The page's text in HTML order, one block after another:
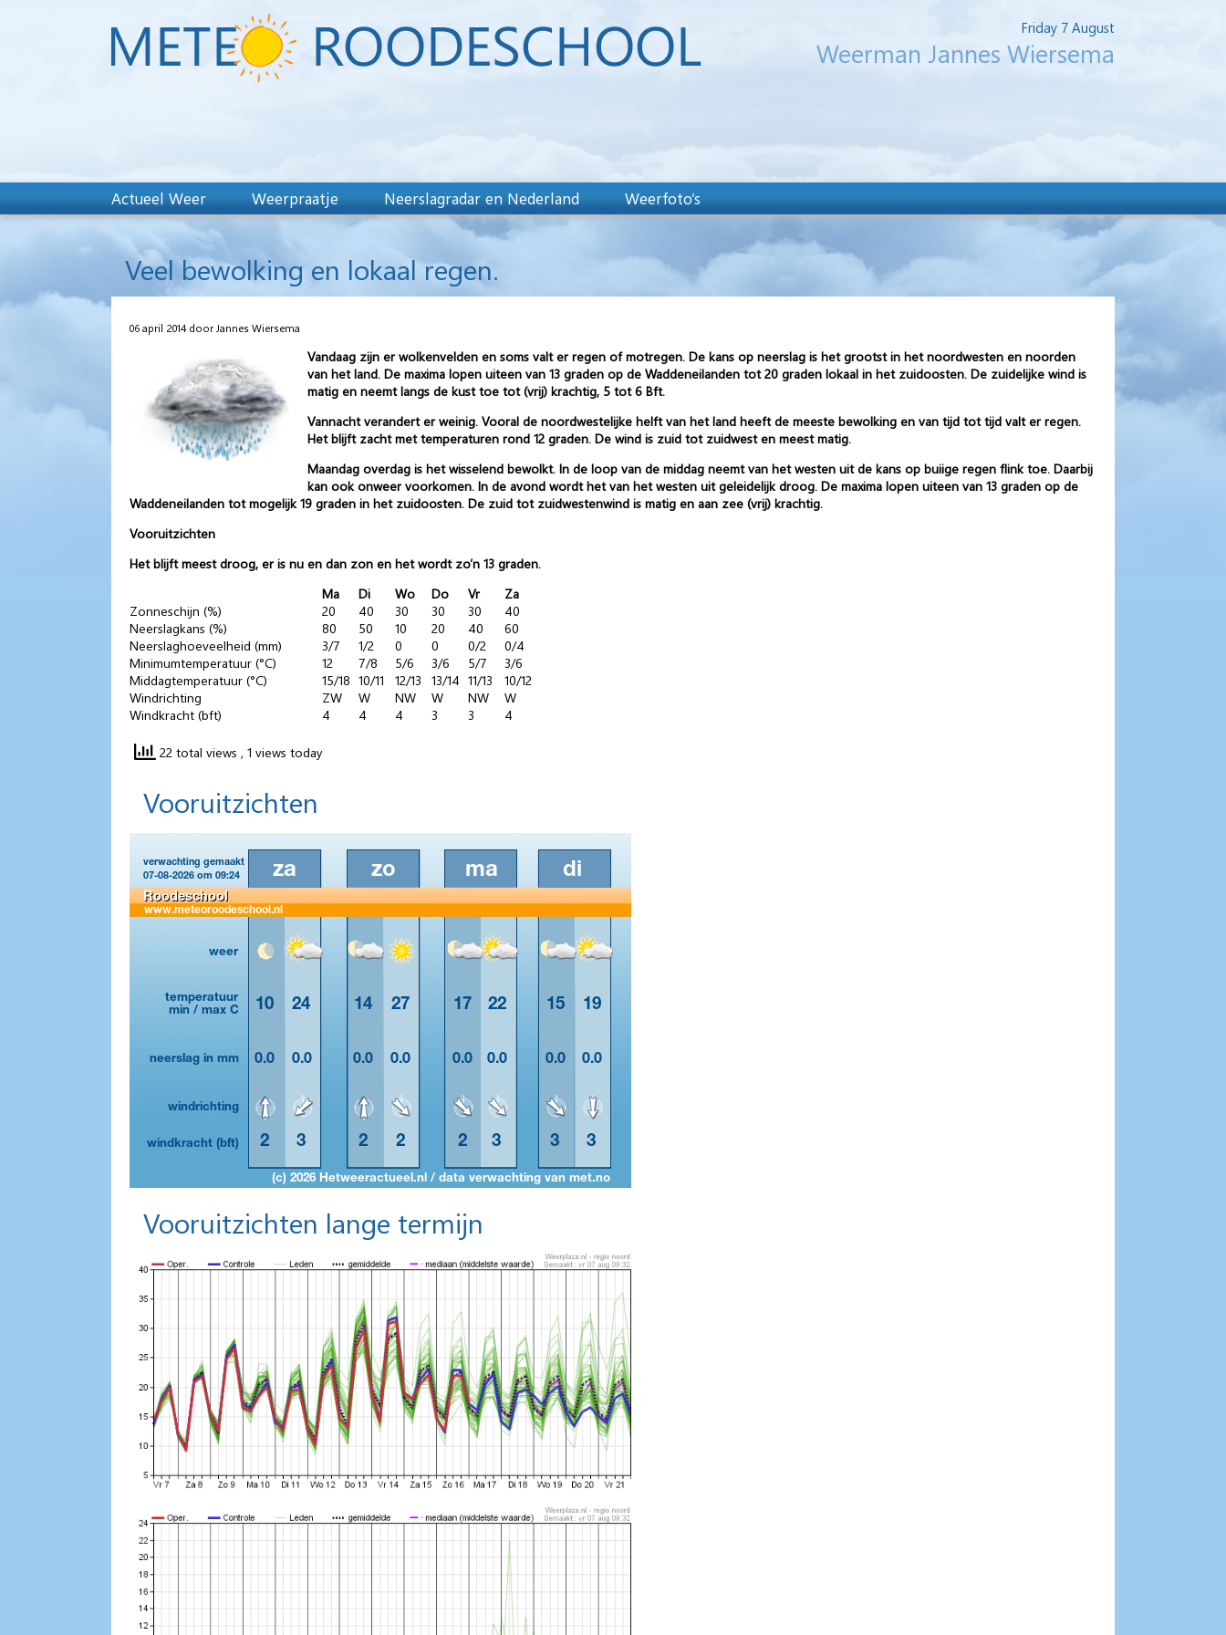
Friday 7 August
Weerman Jannes Wiersema
Actueel Weer Weerpraatje Neerslagradar en Nederland Weerfoto’s
Veel bewolking en lokaal regen.
06 april 2014 door Jannes Wiersema
Vandaag zijn er wolkenvelden en soms valt er regen of motregen. De kans op neerslag is het grootst in het noordwesten en noorden
van het land. De maxima lopen uiteen van 13 graden op de Waddeneilanden tot 20 graden lokaal in het zuidoosten. De zuidelijke wind is
matig en neemt langs de kust toe tot (vrij) krachtig, 5 tot 6 Bft.
Vannacht verandert er weinig. Vooral de noordwestelijke helft van het land heeft de meeste bewolking en van tijd tot tijd valt er regen.
Het blijft zacht met temperaturen rond 12 graden. De wind is zuid tot zuidwest en meest matig.
Maandag overdag is het wisselend bewolkt. In de loop van de middag neemt van het westen uit de kans op buiige regen flink toe. Daarbij
kan ook onweer voorkomen. In de avond wordt het van het westen uit geleidelijk droog. De maxima lopen uiteen van 13 graden op de
Waddeneilanden tot mogelijk 19 graden in het zuidoosten. De zuid tot zuidwestenwind is matig en aan zee (vrij) krachtig.
Vooruitzichten
Het blijft meest droog, er is nu en dan zon en het wordt zo’n 13 graden.
Ma
Di Wo Do Vr
Za
Zonneschijn (%)
20 40 30 30 30
40
Neerslagkans (%)
80 50 10 20 40
60
Neerslaghoeveelheid (mm)
3/7 1/2 0 0 0/2
0/4
Minimumtemperatuur (°C)
12 7/8 5/6 3/6 5/7
3/6
Middagtemperatuur (°C)
15/18 10/11 12/13 13/14 11/13
10/12
Windrichting
ZW W NW W NW
W
Windkracht (bft)
4 4 4 3 3 4
22 total views , 1 views today
Vooruitzichten
Vooruitzichten lange termijn